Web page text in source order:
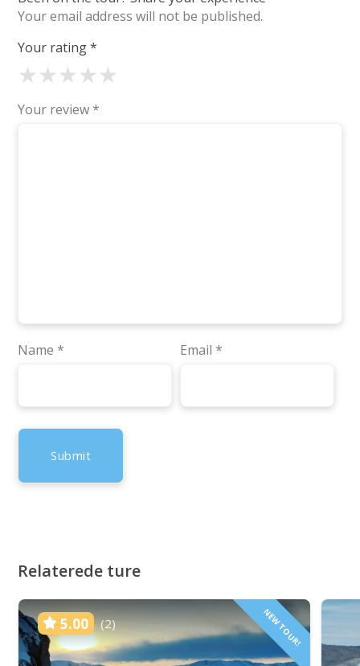
Your email address will not be published.
Your rating*
★
★
★
★
★
Your review *
Name * Email *
Relaterede ture
5.00 (2) NEW TOUR!